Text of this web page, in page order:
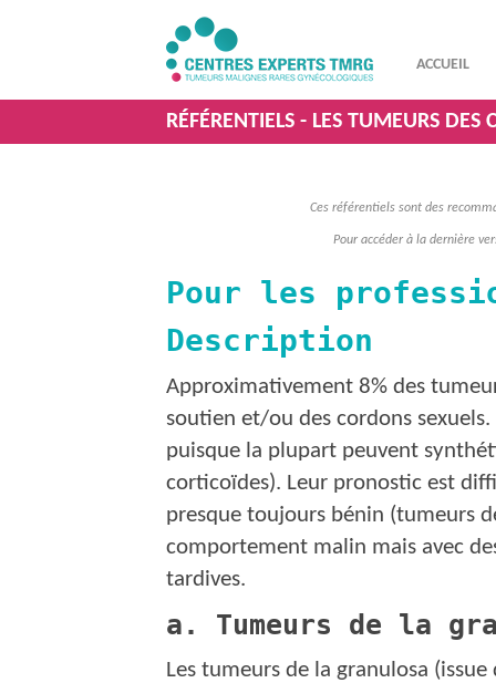
ACCUEIL
RÉFÉRENTIELS - LES TUMEURS
Ces référentiels sont des
Pour accéder à la dernière
Pour les
Description
Approximativement 8% des
soutien et/ou des cordons
puisque la plupart peuvent
corticoïdes). Leur pronostic est
presque toujours bénin (tumeurs
comportement malin mais avec
tardives.
a. Tumeurs de la
Les tumeurs de la granulosa